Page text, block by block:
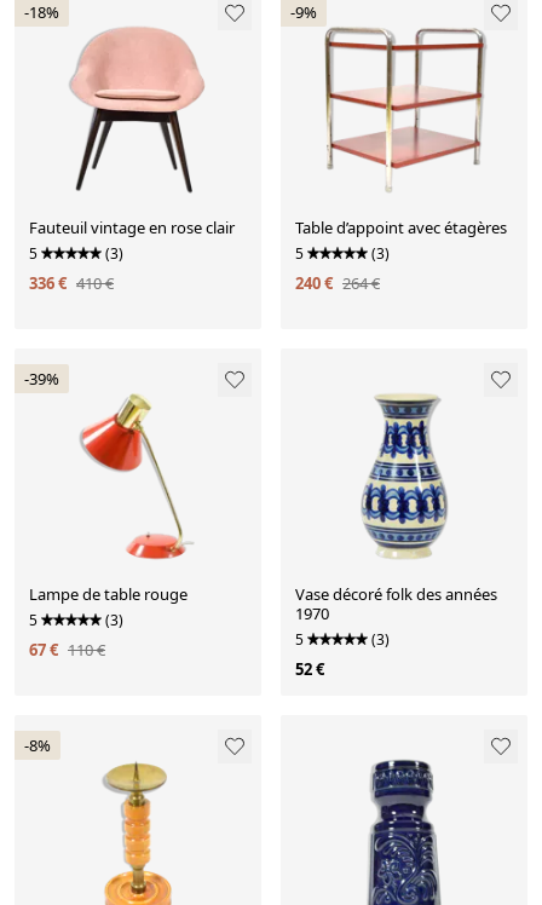
-18%
Fauteuil vintage en rose clair
5 (3)
336 € 410 €
-9%
Table d’appoint avec étagères
5 (3)
240 € 264 €
-39%
Lampe de table rouge
5 (3)
67 € 110 €
Vase décoré folk des années
1970
5 (3)
52 €
-8%